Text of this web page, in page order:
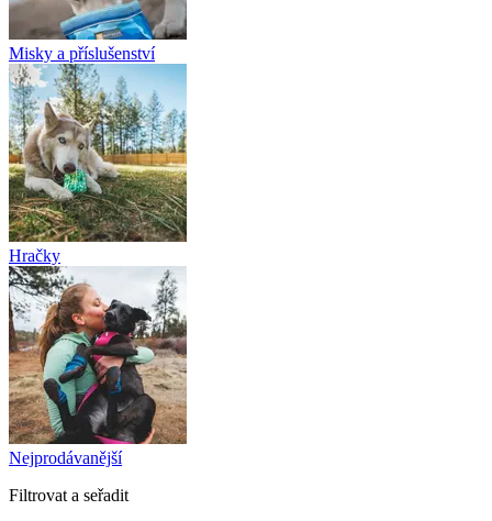
Misky a příslušenství
Hračky
Nejprodávanější
Filtrovat a seřadit